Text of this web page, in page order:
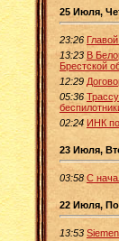
25 Июля,
23:26
13:23 В
Брестской
12:29
05:36
02:24 ИНК
23 Июля,
03:58 С
22 Июля,
13:53